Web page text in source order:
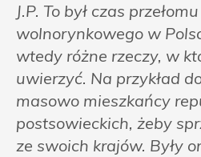
J.P. To był czas
wolnorynkowego w
wtedy różne rzeczy, w
uwierzyć. Na przykład
masowo mieszkańcy
postsowieckich, żeby
ze swoich krajów. Były